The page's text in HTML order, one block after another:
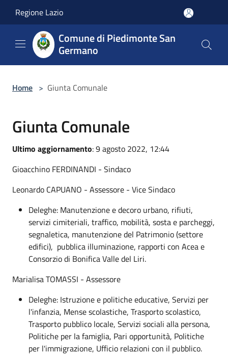
Regione Lazio
Comune di Piedimonte San
Germano
Home > Giunta Comunale
Giunta Comunale
Ultimo aggiornamento: 9 agosto 2022, 12:44
Gioacchino FERDINANDI - Sindaco
Leonardo CAPUANO - Assessore - Vice Sindaco
Deleghe: Manutenzione e decoro urbano, rifiuti,
servizi cimiteriali, traffico, mobilità, sosta e parcheggi,
segnaletica, manutenzione del Patrimonio (settore
edifici), pubblica illuminazione, rapporti con Acea e
Consorzio di Bonifica Valle del Liri.
Marialisa TOMASSI - Assessore
Deleghe: Istruzione e politiche educative, Servizi per
l'infanzia, Mense scolastiche, Trasporto scolastico,
Trasporto pubblico locale, Servizi sociali alla persona,
Politiche per la famiglia, Pari opportunità, Politiche
per l'immigrazione, Ufficio relazioni con il pubblico.